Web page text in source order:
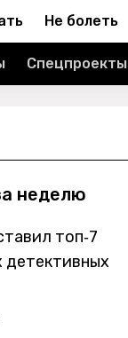
Не болеть
Спецпроекты
неделю
топ‑7
детективных